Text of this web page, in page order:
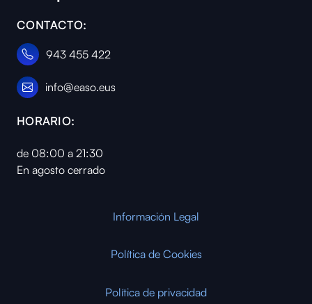
CONTACTO:
943 455 422
info@easo.eus
HORARIO:
de 08:00 a 21:30
En agosto cerrado
Información Legal
Política de Cookies
Política de privacidad